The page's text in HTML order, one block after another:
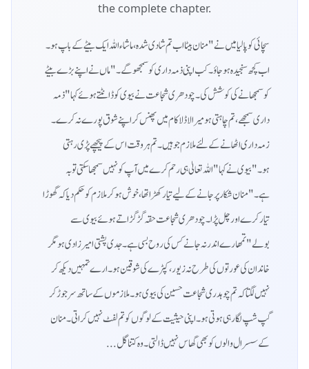
the complete chapter.
سچائی کو پا لیا میں نے "منان بیٹا اب تم شادی شدہ، ماشاء اللہ ایک بیٹے کے باپ ہو۔
اب کچھ سنجیدہ ہو جاؤ۔ کب اپنی ذمہ داری کو سمجھو گے۔"ماں نے اپنے بڑے بیٹے
کو سمجھانے کی کوشش کی۔چودھری شجاعت نے بیوی کو ڈانٹتے ہوئے کہا "ذمہ
داری سمجھے، تم چاہتی ہو میرا لاڈلا کام میں پھنس کر اپنے شوق پورے نہ کرے۔
زمہ داری اٹھانے کے لئے ملازم جو ہیں۔ تم ہر وقت اس کے پیچھے پڑی رہتی
ہو۔"بیوی نے کہا "اللہ تعالیٰ ہی رحم کرے میں آپ کو نہیں سمجھا سکتی توبہ
ہے۔"منان شکار پر جانے کے لیے تیار کھڑا تھا، خوش ہو کر ملازم کو حکم دیا کہ گھوڑا
تیار کرے اور چل پڑا۔چودھری شجاعت حقہ گڑگڑاتے ہوئے بیوی سے
بولے"تمھارے اندر نہ جانے کس کی روح بسی ہے۔ جدی پشتی امیر زادی ہو مگر
خاندان کی عورتوں کی طرح نہ زیور، کپڑے کی شوقین ہو۔ ارے تمہیں دیکھ کر
نہیں لگتا کہ تم چوہدری شجاعت حسین کی بیوی ہو۔ ملازموں کے ساتھ سر جوڑ کر
گپ شپ لگا رہی ہوتی ہو۔ اپنی حیثیت کے لوگوں کو تم لفٹ نہیں کراتی۔ منان
کے سسرال والوں کو بھی گھاس نہیں ڈالتی۔ وہ کتنا گل...